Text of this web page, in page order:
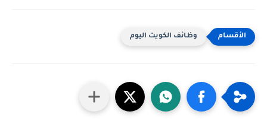
وظائف الكويت اليوم